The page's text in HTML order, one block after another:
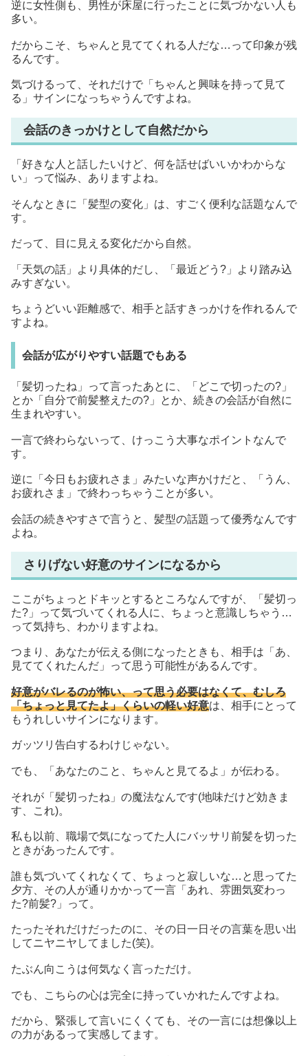
逆に女性側も、男性が床屋に行ったことに気づかない人も
多い。
だからこそ、ちゃんと見ててくれる人だな…って印象が残
るんです。
気づけるって、それだけで「ちゃんと興味を持って見て
る」サインになっちゃうんですよね。
会話のきっかけとして自然だから
「好きな人と話したいけど、何を話せばいいかわからな
い」って悩み、ありますよね。
そんなときに「髪型の変化」は、すごく便利な話題なんで
す。
だって、目に見える変化だから自然。
「天気の話」より具体的だし、「最近どう?」より踏み込
みすぎない。
ちょうどいい距離感で、相手と話すきっかけを作れるんで
すよね。
会話が広がりやすい話題でもある
「髪切ったね」って言ったあとに、「どこで切ったの?」
とか「自分で前髪整えたの?」とか、続きの会話が自然に
生まれやすい。
一言で終わらないって、けっこう大事なポイントなんで
す。
逆に「今日もお疲れさま」みたいな声かけだと、「うん、
お疲れさま」で終わっちゃうことが多い。
会話の続きやすさで言うと、髪型の話題って優秀なんです
よね。
さりげない好意のサインになるから
ここがちょっとドキッとするところなんですが、「髪切っ
た?」って気づいてくれる人に、ちょっと意識しちゃう…
って気持ち、わかりますよね。
つまり、あなたが伝える側になったときも、相手は「あ、
見ててくれたんだ」って思う可能性があるんです。
好意がバレるのが怖い、って思う必要はなくて、むしろ
「ちょっと見てたよ」くらいの軽い好意は、相手にとって
もうれしいサインになります。
ガッツリ告白するわけじゃない。
でも、「あなたのこと、ちゃんと見てるよ」が伝わる。
それが「髪切ったね」の魔法なんです(地味だけど効きま
す、これ)。
私も以前、職場で気になってた人にバッサリ前髪を切った
ときがあったんです。
誰も気づいてくれなくて、ちょっと寂しいな…と思ってた
夕方、その人が通りかかって一言「あれ、雰囲気変わっ
た?前髪?」って。
たったそれだけだったのに、その日一日その言葉を思い出
してニヤニヤしてました(笑)。
たぶん向こうは何気なく言っただけ。
でも、こちらの心は完全に持っていかれたんですよね。
だから、緊張して言いにくくても、その一言には想像以上
の力があるって実感してます。